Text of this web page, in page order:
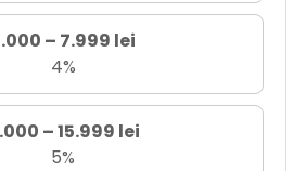
– 7.999 lei
4%
– 15.999 lei
5%